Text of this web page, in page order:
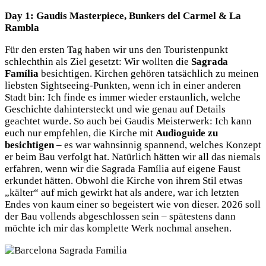
Day 1: Gaudis Masterpiece, Bunkers del Carmel & La
Rambla
Für den ersten Tag haben wir uns den Touristenpunkt
schlechthin als Ziel gesetzt: Wir wollten die Sagrada
Família besichtigen. Kirchen gehören tatsächlich zu meinen
liebsten Sightseeing-Punkten, wenn ich in einer anderen
Stadt bin: Ich finde es immer wieder erstaunlich, welche
Geschichte dahintersteckt und wie genau auf Details
geachtet wurde. So auch bei Gaudis Meisterwerk: Ich kann
euch nur empfehlen, die Kirche mit Audioguide zu
besichtigen– es war wahnsinnig spannend, welches Konzept
er beim Bau verfolgt hat. Natürlich hätten wir all das niemals
erfahren, wenn wir die Sagrada Família auf eigene Faust
erkundet hätten. Obwohl die Kirche von ihrem Stil etwas
„kälter“ auf mich gewirkt hat als andere, war ich letzten
Endes von kaum einer so begeistert wie von dieser. 2026 soll
der Bau vollends abgeschlossen sein – spätestens dann
möchte ich mir das komplette Werk nochmal ansehen.